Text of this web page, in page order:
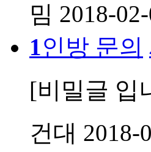
밈 2018-
1인방 문의
[비밀글 입
건대 2018-